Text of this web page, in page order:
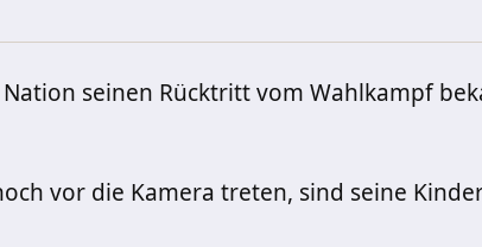
seinen Rücktritt vom Wahlkampf
vor die Kamera treten, sind seine